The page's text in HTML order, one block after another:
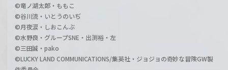
©竜ノ湖太郎・ももこ
©谷川流・いとうのいぢ
©月夜涙・しおこんぶ
©水野良・グループSNE・出渕裕・左
©三田誠・pako
©LUCKY LAND COMMUNICATIONS/集英社・ジョジョの奇妙な冒険GW製